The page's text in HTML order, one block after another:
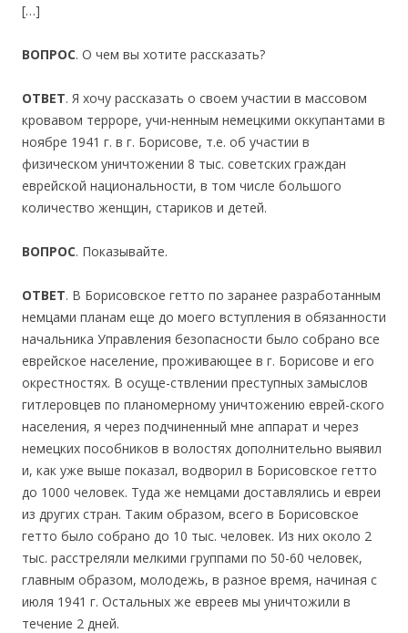
[…]
ВОПРОС. О чем вы хотите рассказать?
ОТВЕТ. Я хочу рассказать о своем участии в массовом
кровавом терроре, учи-ненным немецкими оккупантами в
ноябре 1941 г. в г. Борисове, т.е. об участии в
физическом уничтожении 8 тыс. советских граждан
еврейской национальности, в том числе большого
количество женщин, стариков и детей.
ВОПРОС. Показывайте.
ОТВЕТ. В Борисовское гетто по заранее разработанным
немцами планам еще до моего вступления в обязанности
начальника Управления безопасности было собрано все
еврейское население, проживающее в г. Борисове и его
окрестностях. В осуще-ствлении преступных замыслов
гитлеровцев по планомерному уничтожению еврей-ского
населения, я через подчиненный мне аппарат и через
немецких пособников в волостях дополнительно выявил
и, как уже выше показал, водворил в Борисовское гетто
до 1000 человек. Туда же немцами доставлялись и евреи
из других стран. Таким образом, всего в Борисовское
гетто было собрано до 10 тыс. человек. Из них около 2
тыс. расстреляли мелкими группами по 50-60 человек,
главным образом, молодежь, в разное время, начиная с
июля 1941 г. Остальных же евреев мы уничтожили в
течение 2 дней.